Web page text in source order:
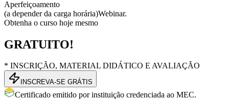
Aperfeiçoamento
(a depender da carga horária)Webinar.
Obtenha o curso hoje mesmo
GRATUITO!
* INSCRIÇÃO, MATERIAL DIDÁTICO E AVALIAÇÃO
INSCREVA-SE GRÁTIS
Certificado emitido por instituição credenciada ao MEC.